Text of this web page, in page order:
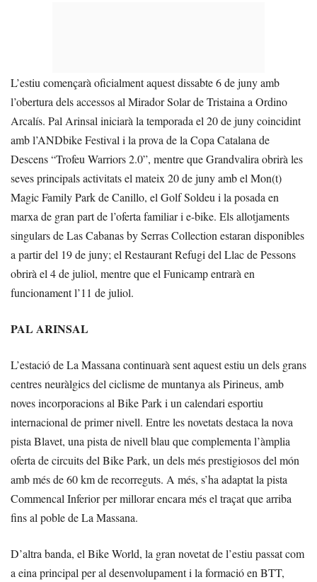
L’estiu començarà oficialment aquest dissabte 6 de juny amb
l’obertura dels accessos al Mirador Solar de Tristaina a Ordino
Arcalís. Pal Arinsal iniciarà la temporada el 20 de juny coincidint
amb l’ANDbike Festival i la prova de la Copa Catalana de
Descens “Trofeu Warriors 2.0”, mentre que Grandvalira obrirà les
seves principals activitats el mateix 20 de juny amb el Mon(t)
Magic Family Park de Canillo, el Golf Soldeu i la posada en
marxa de gran part de l’oferta familiar i e-bike. Els allotjaments
singulars de Las Cabanas by Serras Collection estaran disponibles
a partir del 19 de juny; el Restaurant Refugi del Llac de Pessons
obrirà el 4 de juliol, mentre que el Funicamp entrarà en
funcionament l’11 de juliol.
PAL ARINSAL
L’estació de La Massana continuarà sent aquest estiu un dels grans
centres neuràlgics del ciclisme de muntanya als Pirineus, amb
noves incorporacions al Bike Park i un calendari esportiu
internacional de primer nivell. Entre les novetats destaca la nova
pista Blavet, una pista de nivell blau que complementa l’àmplia
oferta de circuits del Bike Park, un dels més prestigiosos del món
amb més de 60 km de recorreguts. A més, s’ha adaptat la pista
Commencal Inferior per millorar encara més el traçat que arriba
fins al poble de La Massana.
D’altra banda, el Bike World, la gran novetat de l’estiu passat com
a eina principal per al desenvolupament i la formació en BTT,